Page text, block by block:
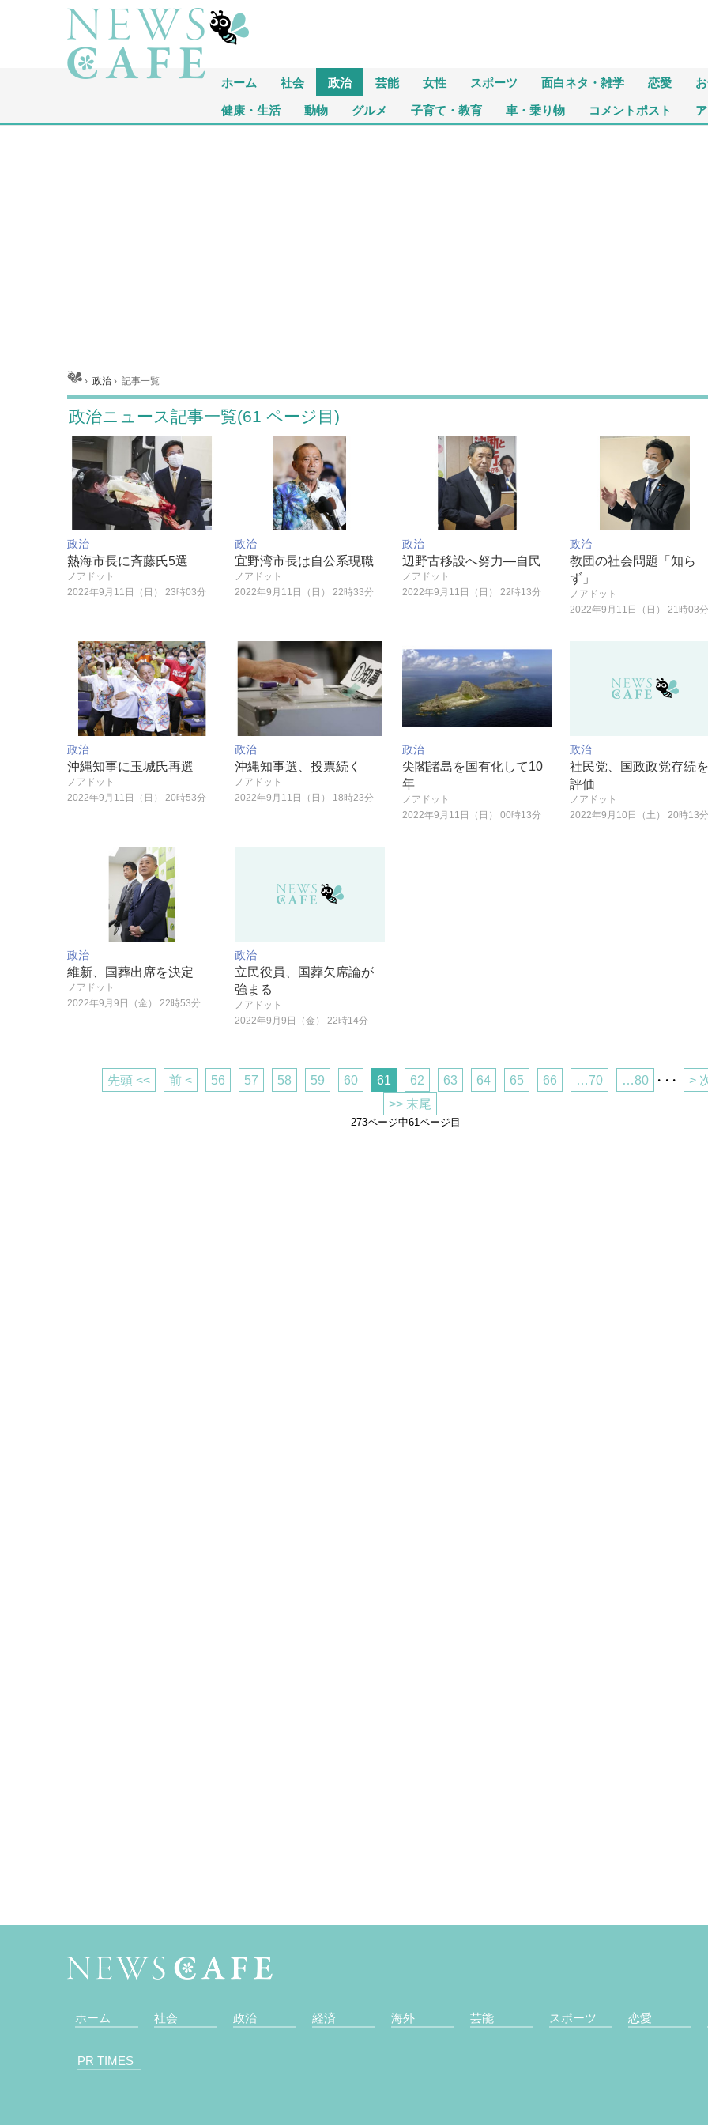
ホーム 社会 政治 芸能 女性 スポーツ 面白ネタ・雑学 恋愛
健康・生活 動物 グルメ 子育て・教育 車・乗り物 コメントポスト
ホーム ›政治 ›記事一覧
政治ニュース記事一覧(61 ページ目)
政治
熱海市長に斉藤氏5選
ノアドット
2022年9月11日（日） 23時03分
政治
宜野湾市長は自公系現職
ノアドット
2022年9月11日（日） 22時33分
政治
辺野古移設へ努力―自民
ノアドット
2022年9月11日（日） 22時13分
政治
教団の社会問題「知ら
ず」
ノアドット
2022年9月11日（日） 21時03
政治
沖縄知事に玉城氏再選
ノアドット
2022年9月11日（日） 20時53分
政治
沖縄知事選、投票続く
ノアドット
2022年9月11日（日） 18時23分
政治
尖閣諸島を国有化して10
年
ノアドット
2022年9月11日（日） 00時13分
政治
社民党、国政政党存続
評価
ノアドット
2022年9月10日（土） 20時13
政治
維新、国葬出席を決定
ノアドット
2022年9月9日（金） 22時53分
政治
立民役員、国葬欠席論が
強まる
ノアドット
2022年9月9日（金） 22時14分
先頭 << 前 < 56 57 58 59 60 61 62 63 64 65 66 …70 …80 ・・・
>
>> 末尾
273ページ中61ページ目
ホーム 社会 政治 経済 海外 芸能 スポーツ 恋愛
PR TIMES